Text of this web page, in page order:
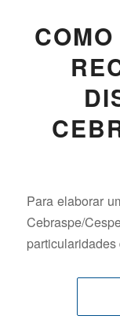
Para elaborar
Cebraspe/
particularidades